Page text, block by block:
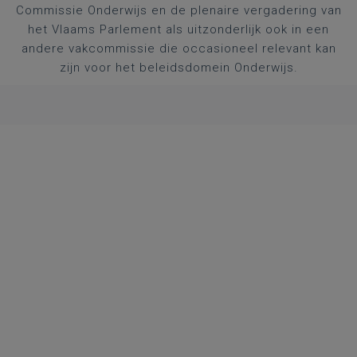
Commissie Onderwijs en de plenaire vergadering van
het Vlaams Parlement als uitzonderlijk ook in een
andere vakcommissie die occasioneel relevant kan
zijn voor het beleidsdomein Onderwijs.